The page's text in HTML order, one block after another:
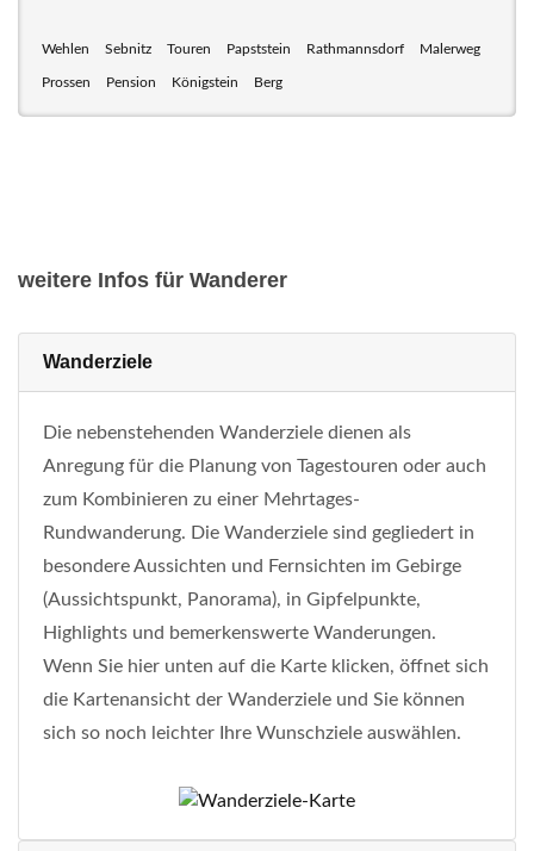
Wehlen Sebnitz Touren Papststein Rathmannsdorf Malerweg
Prossen Pension Königstein Berg
weitere Infos für Wanderer
Wanderziele
Die nebenstehenden Wanderziele dienen als
Anregung für die Planung von Tagestouren oder auch
zum Kombinieren zu einer Mehrtages-
Rundwanderung. Die Wanderziele sind gegliedert in
besondere Aussichten und Fernsichten im Gebirge
(Aussichtspunkt, Panorama), in Gipfelpunkte,
Highlights und bemerkenswerte Wanderungen.
Wenn Sie hier unten auf die Karte klicken, öffnet sich
die Kartenansicht der Wanderziele und Sie können
sich so noch leichter Ihre Wunschziele auswählen.